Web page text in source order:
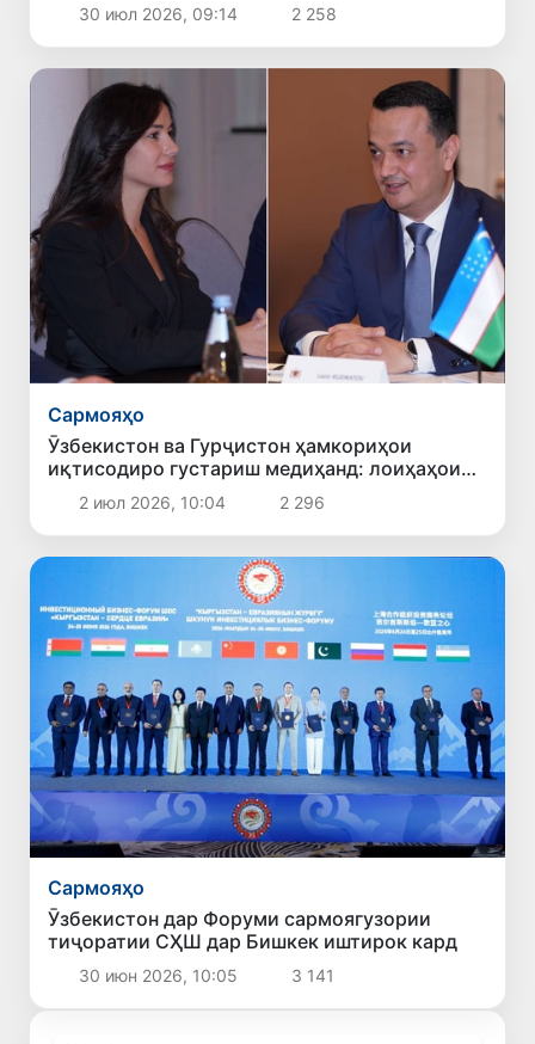
30 июл 2026, 09:14 2 258
Сармояҳо
Ӯзбекистон ва Гурҷистон ҳамкориҳои
иқтисодиро густариш медиҳанд: лоиҳаҳои
нави сармоягузорӣ баррасӣ шуданд
2 июл 2026, 10:04 2 296
Сармояҳо
Ӯзбекистон дар Форуми сармоягузории
тиҷоратии СҲШ дар Бишкек иштирок кард
30 июн 2026, 10:05 3 141